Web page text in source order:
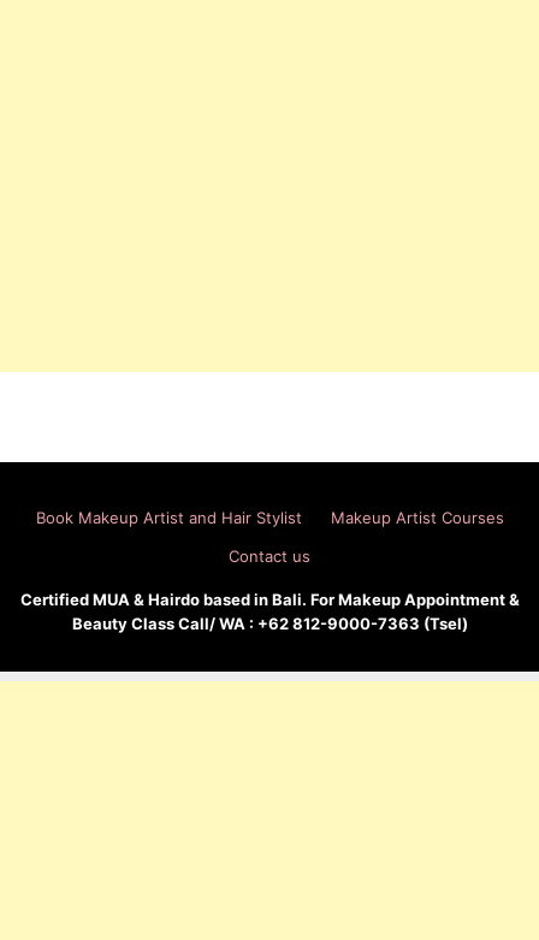
Book Makeup Artist and Hair Stylist
Makeup Artist Courses
Contact us
Certified MUA & Hairdo based in Bali. For Makeup Appointment &
Beauty Class Call/ WA : +62 812-9000-7363 (Tsel)